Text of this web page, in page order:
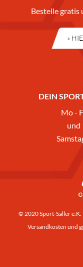
Bestelle gratis
»
DEIN
Mo -
und
© 2020 Sport-Saller e.K.
Versandkosten und